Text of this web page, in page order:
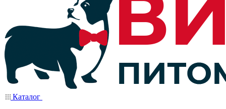
Каталог